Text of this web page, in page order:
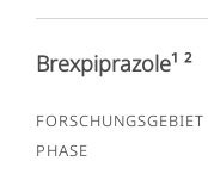
Brexpiprazole¹ ²